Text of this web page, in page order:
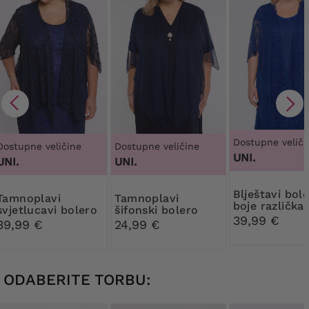
veličine
bolero
€
Dostupne veličine
UNI.
Tamnoplavi
šifonski bolero
24,99 €
Dostupne
UNI.
Blještavi bolero
boje različka
39,99 €
ODABERITE TORBU: